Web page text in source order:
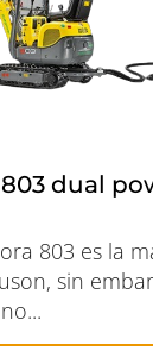
803 dual
803 es la
sin